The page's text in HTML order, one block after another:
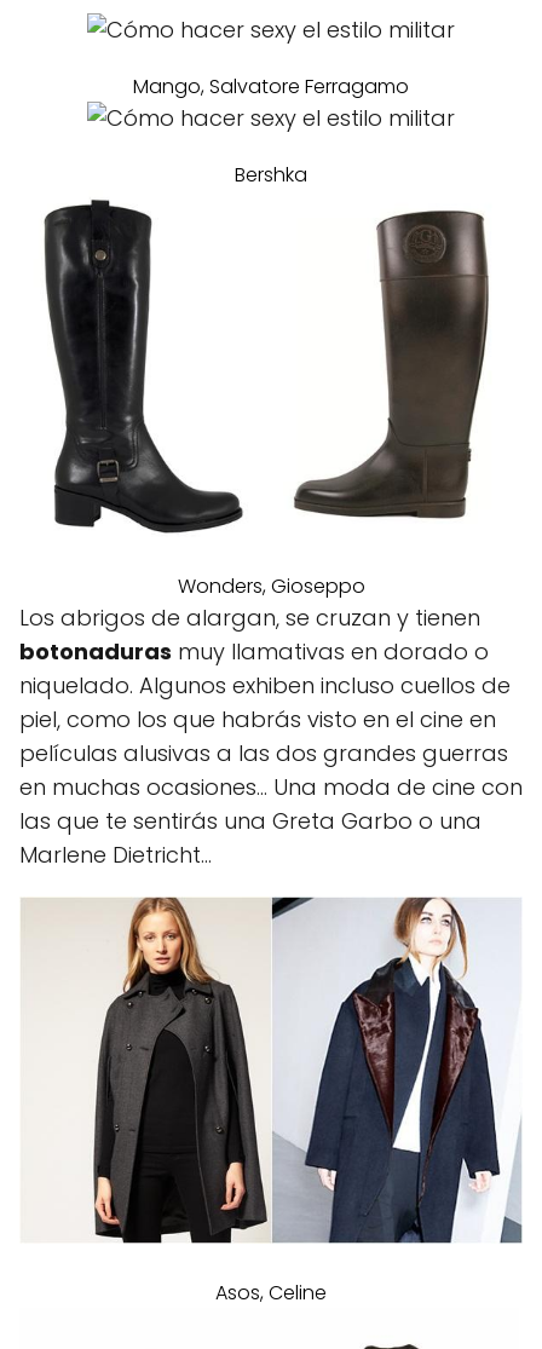
Mango, Salvatore Ferragamo
Bershka
Wonders, Gioseppo
Los abrigos de alargan, se cruzan y tienen
botonaduras muy llamativas en dorado o
niquelado. Algunos exhiben incluso cuellos de
piel, como los que habrás visto en el cine en
películas alusivas a las dos grandes guerras
en muchas ocasiones… Una moda de cine con
las que te sentirás una Greta Garbo o una
Marlene Dietricht…
Asos, Celine